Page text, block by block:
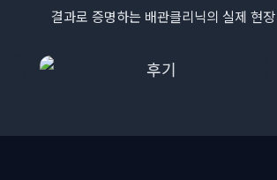
결과로 증명하는 배관클리닉의 실제 현